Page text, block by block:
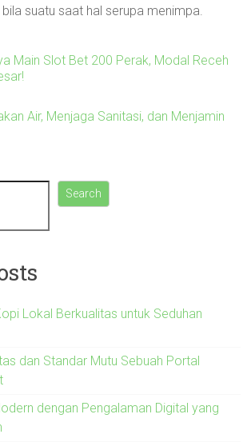
suatu saat hal serupa menimpa.
Main Slot Bet 200 Perak, Modal Receh
Air, Menjaga Sanitasi, dan Menjamin
Search
Lokal Berkualitas untuk Seduhan
dan Standar Mutu Sebuah Portal
dengan Pengalaman Digital yang